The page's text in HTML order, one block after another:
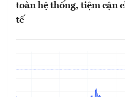
toàn hệ thống, tiệm cận
tế